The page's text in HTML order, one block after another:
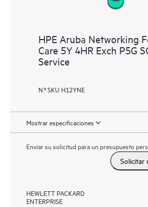
HPE Aruba Networking
Care 5Y 4HR Exch P5G
Service
N.º SKU H12YNE
Mostrar especificaciones
Enviar su solicitud para un presupuesto
Solicitar
HEWLETT PACKARD
ENTERPRISE